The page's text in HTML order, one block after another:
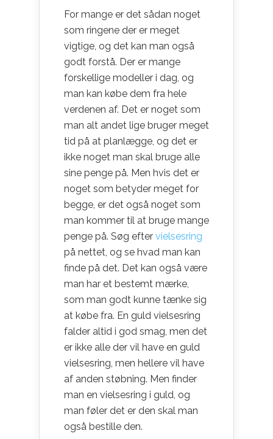
For mange er det sådan noget
som ringene der er meget
vigtige, og det kan man også
godt forstå. Der er mange
forskellige modeller i dag, og
man kan købe dem fra hele
verdenen af. Det er noget som
man alt andet lige bruger meget
tid på at planlægge, og det er
ikke noget man skal bruge alle
sine penge på. Men hvis det er
noget som betyder meget for
begge, er det også noget som
man kommer til at bruge mange
penge på. Søg efter vielsesring
på nettet, og se hvad man kan
finde på det. Det kan også være
man har et bestemt mærke,
som man godt kunne tænke sig
at købe fra. En guld vielsesring
falder altid i god smag, men det
er ikke alle der vil have en guld
vielsesring, men hellere vil have
af anden støbning. Men finder
man en vielsesring i guld, og
man føler det er den skal man
også bestille den.